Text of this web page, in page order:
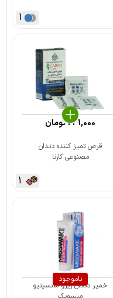
1
قرص تمیز کننده دندان
مصنوعی کارنا
231,000تومان
1
ناموجود
خمیر دندان زیرو سنسیتیو